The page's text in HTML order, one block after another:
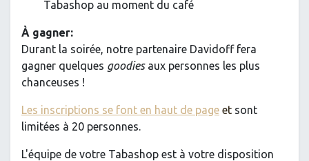
Tabashop au moment du café
À gagner:
Durant la soirée, notre partenaire Davidoff fera
gagner quelques goodiesaux personnes les plus
chanceuses !
Les inscriptions se font en haut de page et sont
limitées à 20 personnes.
L'équipe de votre Tabashop est à votre disposition